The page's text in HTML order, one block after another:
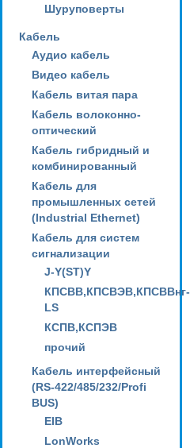
Шуруповерты
Кабель
Аудио кабель
Видео кабель
Кабель витая пара
Кабель волоконно-
оптический
Кабель гибридный и
комбинированный
Кабель для
промышленных сетей
(Industrial Ethernet)
Кабель для систем
сигнализации
J-Y(ST)Y
КПСВВ,КПСВЭВ,КПСВВнг-
LS
КСПВ,КСПЭВ
прочий
Кабель интерфейсный
(RS-422/485/232/Profi
BUS)
EIB
LonWorks